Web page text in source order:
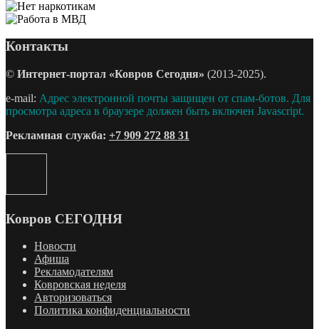
Контакты
© Интернет-портал «Ковров Сегодня» (2013-2025).
e-mail: Адрес электронной почты защищен от спам-ботов. Для
просмотра адреса в браузере должен быть включен Javascript.
Рекламная служба: +7 909 272 88 31
Ковров СЕГОДНЯ
Новости
Афиша
Рекламодателям
Ковровская неделя
Авторизоваться
Политика конфиденциальности